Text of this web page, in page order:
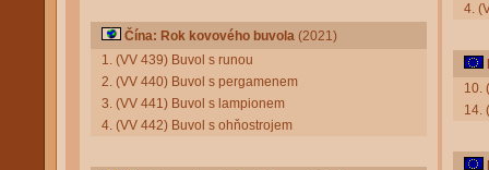
Čína: Rok kovového buvola (2021)
1. (VV 439) Buvol s runou
2. (VV 440) Buvol s pergamenem
3. (VV 441) Buvol s lampionem
4. (VV 442) Buvol s ohňostrojem
4.
10.
14.